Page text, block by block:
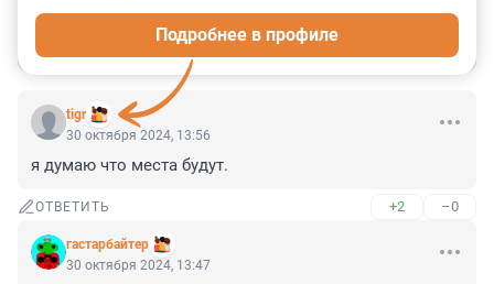
tigr
Подробнее в профиле
30 октября 2024, 13:56
я думаю что места будут.
ОТВЕТИТЬ +2 –0
гастарбайтер
30 октября 2024, 13:47